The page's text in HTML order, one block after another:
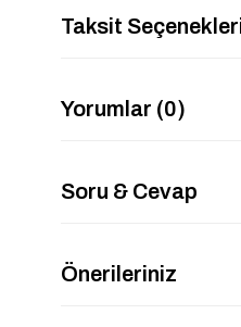
Taksit
Yorumlar (0)
Soru & Cevap
Önerileriniz